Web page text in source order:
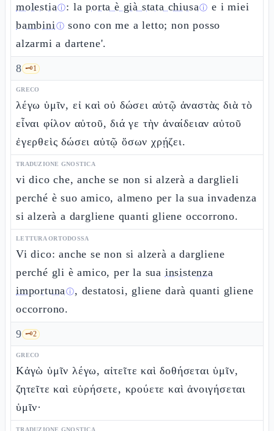
molestiaⓘ: laporta è già stata chiusaⓘ e i miei
bambiniⓘ sono con me a letto; non posso
alzarmi a dartene'.
8 🗝️1
GRECO
λέγω ὑμῖν, εἰ καὶ οὐ δώσει αὐτῷ ἀναστὰς διὰ τὸ
εἶναι φίλον αὐτοῦ, διά γε τὴν ἀναίδειαν αὐτοῦ
ἐγερθεὶς δώσει αὐτῷ ὅσων χρῄζει.
TRADUZIONE GNOSTICA
vi dico che, anche se non si alzerà a darglieli
perché è suo amico, almeno per la sua invadenza
si alzerà a dargliene quanti gliene occorrono.
LETTURA ORTODOSSA
Vi dico: anche se non si alzerà a dargliene
perché gli è amico, per la sua insistenza
importunaⓘ, destatosi, gliene darà quanti gliene
occorrono.
9 🗝️2
GRECO
Κἀγὼ ὑμῖν λέγω, αἰτεῖτε καὶ δοθήσεται ὑμῖν,
ζητεῖτε καὶ εὑρήσετε, κρούετε καὶ ἀνοιγήσεται
ὑμῖν·
TRADUZIONE GNOSTICA